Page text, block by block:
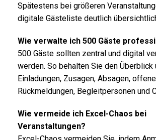
Spätestens bei größeren
digitale Gästeliste deutlich
Wie verwalte ich 500 Gäste
500 Gäste sollten zentral und digital
werden. So behalten Sie den Überblick
Einladungen, Zusagen, Absagen, offene
Rückmeldungen, Begleitpersonen und
Wie vermeide ich Excel-Chaos bei
Veranstaltungen?